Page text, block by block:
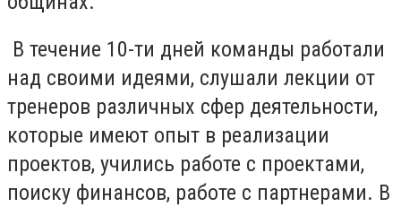
В течение 10-ти дней команды работали
над своими идеями, слушали лекции от
тренеров различных сфер деятельности,
которые имеют опыт в реализации
проектов, учились работе с проектами,
поиску финансов, работе с партнерами. В